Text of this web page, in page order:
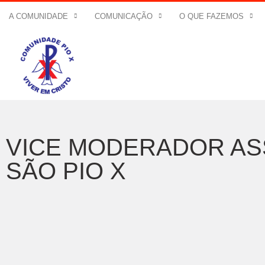
A COMUNIDADE COMUNICAÇÃO O QUE FAZEMOS
VICE MODERADOR
SÃO PIO X